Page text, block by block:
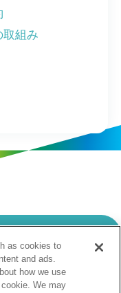
取組み
について
as cookies to
and ads.
how we use
We may